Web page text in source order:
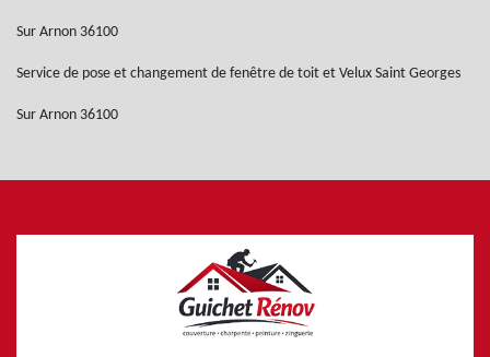
Sur Arnon 36100
Service de pose et changement de fenêtre de toit et Velux Saint Georges
Sur Arnon 36100